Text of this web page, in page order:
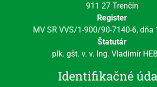
911 27 Trenčín
Register
MV SR VVS/1-900/90-7140-6, dňa
Štatutár
plk. gšt. v. v. Ing. Vladimír
Identifikačné